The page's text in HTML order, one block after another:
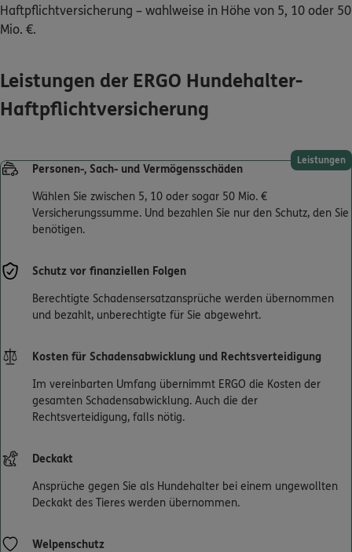
dem ERGO Rechtsschutz und der DKV.
Schaden- oder Leistungsfall melden
Bequem online oder telefonisch.
0800 / 3746 044
Kundenportal Log-in
Haftpflichtversicherung – wahlweise in Höhe von 5, 10 oder 50
Mio. €.
Leistungen der ERGO Hundehalter-
Haftpflichtversicherung
Leistungen
Personen-, Sach- und Vermögensschäden
Wählen Sie zwischen 5, 10 oder sogar 50 Mio. €
Versicherungssumme. Und bezahlen Sie nur den Schutz, den Sie
benötigen.
Schutz vor finanziellen Folgen
Berechtigte Schadensersatzansprüche werden übernommen
und bezahlt, unberechtigte für Sie abgewehrt.
Kosten für Schadensabwicklung und Rechtsverteidigung
Im vereinbarten Umfang übernimmt ERGO die Kosten der
gesamten Schadensabwicklung. Auch die der
Rechtsverteidigung, falls nötig.
Deckakt
Ansprüche gegen Sie als Hundehalter bei einem ungewollten
Deckakt des Tieres werden übernommen.
Welpenschutz